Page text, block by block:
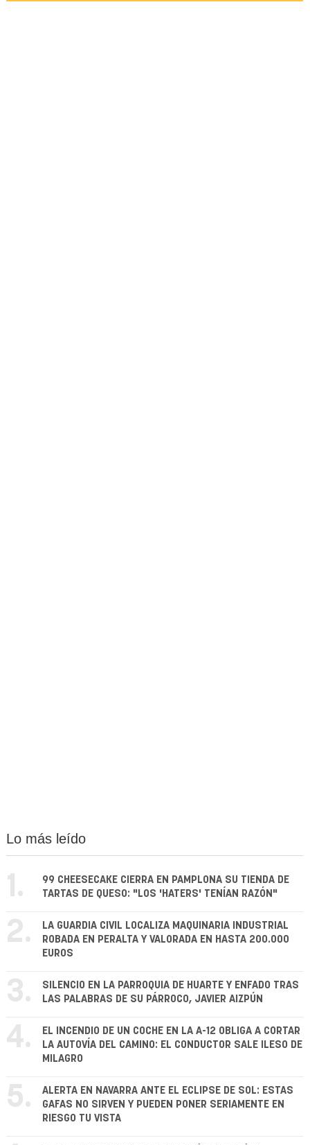
Lo más leído
1.
99 CHEESECAKE CIERRA EN PAMPLONA SU TIENDA DE
TARTAS DE QUESO: "LOS 'HATERS' TENÍAN RAZÓN"
2.
LA GUARDIA CIVIL LOCALIZA MAQUINARIA INDUSTRIAL
ROBADA EN PERALTA Y VALORADA EN HASTA 200.000
EUROS
3.
SILENCIO EN LA PARROQUIA DE HUARTE Y ENFADO TRAS
LAS PALABRAS DE SU PÁRROCO, JAVIER AIZPÚN
4.
EL INCENDIO DE UN COCHE EN LA A-12 OBLIGA A CORTAR
LA AUTOVÍA DEL CAMINO: EL CONDUCTOR SALE ILESO DE
MILAGRO
5.
ALERTA EN NAVARRA ANTE EL ECLIPSE DE SOL: ESTAS
GAFAS NO SIRVEN Y PUEDEN PONER SERIAMENTE EN
RIESGO TU VISTA